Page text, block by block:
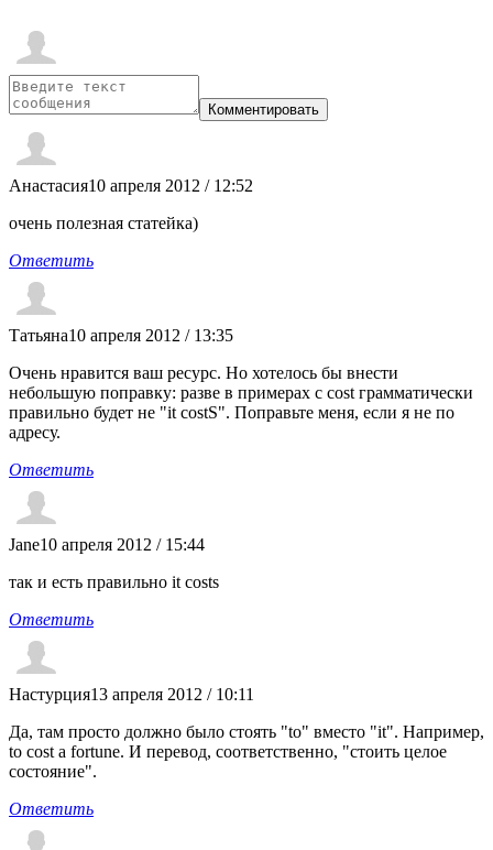
Анастасия10 апреля 2012 / 12:52
очень полезная статейка)
Ответить
Татьяна10 апреля 2012 / 13:35
Очень нравится ваш ресурс. Но хотелось бы внести
небольшую поправку: разве в примерах с cost грамматически
правильно будет не "it costS". Поправьте меня, если я не по
адресу.
Ответить
Jane10 апреля 2012 / 15:44
так и есть правильно it costs
Ответить
Настурция13 апреля 2012 / 10:11
Да, там просто должно было стоять "to" вместо "it". Например,
to cost a fortune. И перевод, соответственно, "стоить целое
состояние".
Ответить